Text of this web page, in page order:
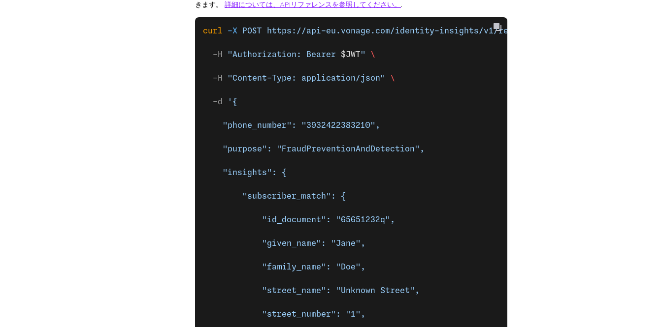
きます。 詳細については、APIリファレンスを参照してください。 .
curl -X POST https://api-eu.vonage.com/identity-insights/v1/requests
-H "Authorization: Bearer $JWT" \
-H "Content-Type: application/json" \
-d '{
"phone_number": "3932422383210",
"purpose": "FraudPreventionAndDetection",
"insights": {
"subscriber_match": {
"id_document": "65651232q",
"given_name": "Jane",
"family_name": "Doe",
"street_name": "Unknown Street",
"street_number": "1",